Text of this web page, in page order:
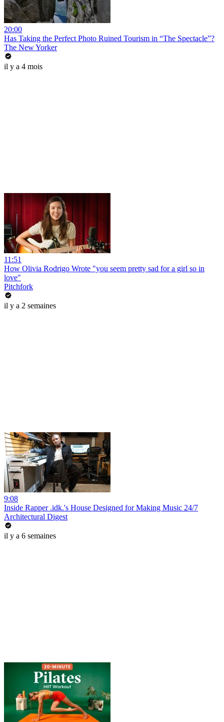
20:00
Has Taking the Perfect Photo Ruined Tourism in “The Spectacle”?
The New Yorker
il y a 4 mois
11:51
How Olivia Rodrigo Wrote "you seem pretty sad for a girl so in
love"
Pitchfork
il y a 2 semaines
9:08
Inside Rapper .idk.'s House Designed for Making Music 24/7
Architectural Digest
il y a 6 semaines